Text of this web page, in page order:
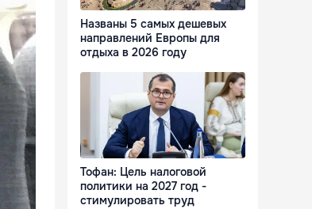
Названы 5 самых дешевых
направлений Европы для
отдыха в 2026 году
Тофан: Цель налоговой
политики на 2027 год -
стимулировать труд